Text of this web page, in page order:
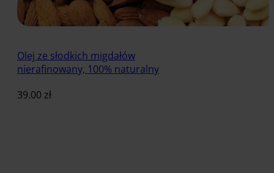
Olej ze słodkich migdałów
nierafinowany, 100% naturalny
39.00 zł